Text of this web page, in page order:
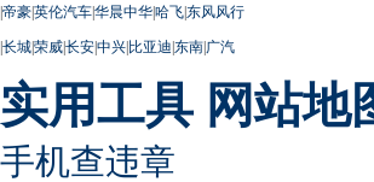
|帝豪|英伦汽车|华晨中华|哈飞|东风风行
|长城|荣威|长安|中兴|比亚迪|东南|广汽
实用工具 网站地
手机查违章